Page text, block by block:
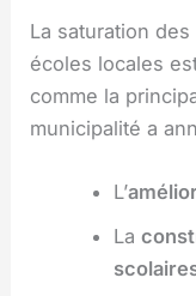
La saturation
écoles locales
comme la
municipalité a
L’
La